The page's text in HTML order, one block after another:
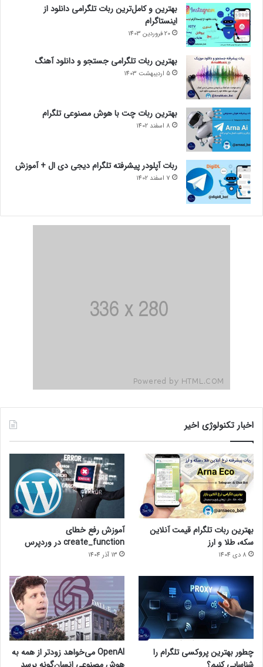
بهترین و کامل‌ترین ربات تلگرامی دانلود از
اینستاگرام
20 فروردین 1403
بهترین ربات تلگرامی جستجو و دانلود آهنگ
5 اردیبهشت 1403
بهترین ربات چت با هوش مصنوعی تلگرام
8 اسفند 1402
ربات آپلودر پیشرفته تلگرام دیجی دی ال + آموزش
7 اسفند 1402
اخبار تکنولوژی اخیر
بهترین ربات تلگرام قیمت آنلاین
سکه، طلا و ارز
8 دی 1404
آموزش رفع خطای
create_function در وردپرس
13 آذر 1404
چطور بهترین پروکسی تلگرام را
OpenAI می‌خواهد زودتر از همه به